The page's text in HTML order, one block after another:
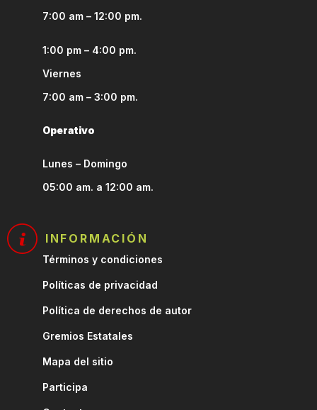
7:00 am – 12:00 pm.
1:00 pm – 4:00 pm.
Viernes
7:00 am – 3:00 pm.
Operativo
Lunes – Domingo
05:00 am. a 12:00 am.
INFORMACIÓN
Términos y condiciones
Políticas de privacidad
Política de derechos de autor
Gremios Estatales
Mapa del sitio
Participa